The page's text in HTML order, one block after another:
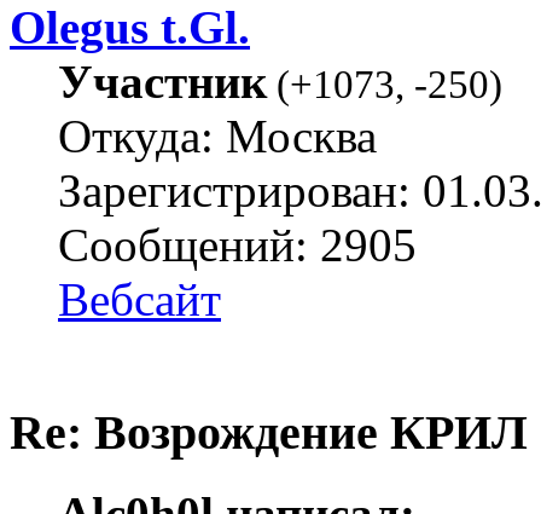
Olegus t.Gl.
Участник(+1073, -250)
Откуда: Москва
Зарегистрирован:
Сообщений: 2905
Вебсайт
Re: Возрождение КРИЛ